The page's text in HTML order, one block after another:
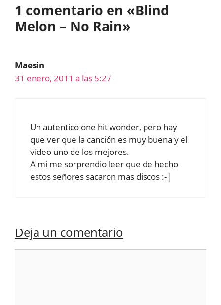
1 comentario en «Blind
Melon – No Rain»
Maesin
31 enero, 2011 a las 5:27
Un autentico one hit wonder, pero hay
que ver que la canción es muy buena y el
video uno de los mejores.
A mi me sorprendio leer que de hecho
estos señores sacaron mas discos :-|
Deja un comentario